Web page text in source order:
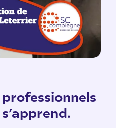
professionnels